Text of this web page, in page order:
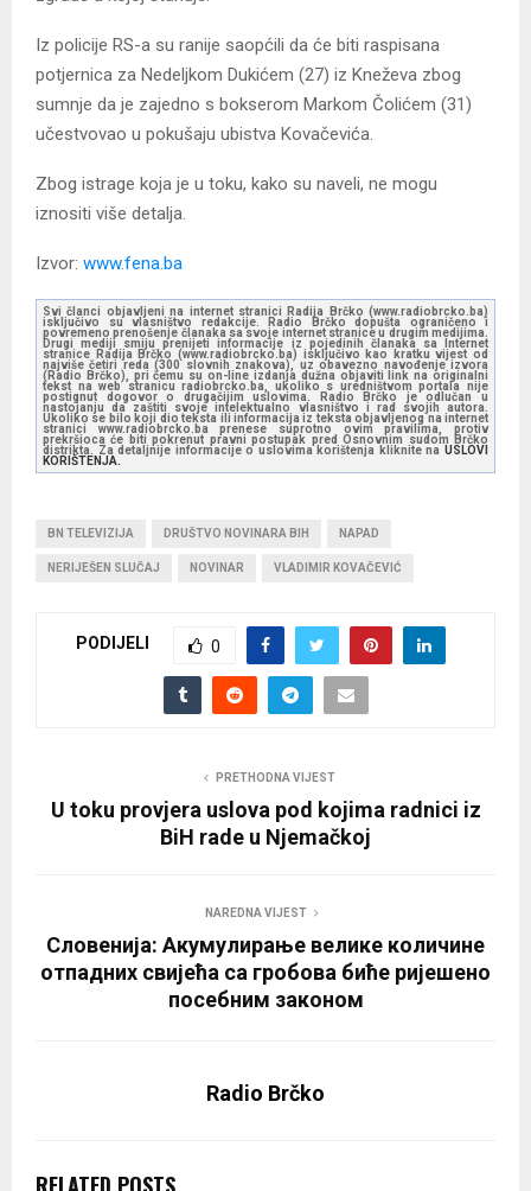
Iz policije RS-a su ranije saopćili da će biti raspisana
potjernica za Nedeljkom Dukićem (27) iz Kneževa zbog
sumnje da je zajedno s bokserom Markom Čolićem (31)
učestvovao u pokušaju ubistva Kovačevića.
Zbog istrage koja je u toku, kako su naveli, ne mogu
iznositi više detalja.
Izvor: www.fena.ba
Svi članci objavljeni na internet stranici Radija Brčko (www.radiobrcko.ba)
isključivo su vlasništvo redakcije. Radio Brčko dopušta ograničeno i
povremeno prenošenje članaka sa svoje internet stranice u drugim medijima.
Drugi mediji smiju prenijeti informacije iz pojedinih članaka sa Internet
stranice Radija Brčko (www.radiobrcko.ba) isključivo kao kratku vijest od
najviše četiri reda (300 slovnih znakova), uz obavezno navođenje izvora
(Radio Brčko), pri čemu su on-line izdanja dužna objaviti link na originalni
tekst na web stranicu radiobrcko.ba, ukoliko s uredništvom portala nije
postignut dogovor o drugačijim uslovima. Radio Brčko je odlučan u
nastojanju da zaštiti svoje intelektualno vlasništvo i rad svojih autora.
Ukoliko se bilo koji dio teksta ili informacija iz teksta objavljenog na internet
stranici www.radiobrcko.ba prenese suprotno ovim pravilima, protiv
prekršioca će biti pokrenut pravni postupak pred Osnovnim sudom Brčko
distrikta. Za detaljnije informacije o uslovima korištenja kliknite na USLOVI
KORIŠTENJA.
BN TELEVIZIJA DRUŠTVO NOVINARA BIH NAPAD
NERIJEŠEN SLUČAJ NOVINAR VLADIMIR KOVAČEVIĆ
PODIJELI 0
PRETHODNA VIJEST
U toku provjera uslova pod kojima radnici iz
BiH rade u Njemačkoj
NAREDNA VIJEST
Словенија: Акумулирање велике количине
отпадних свијећа са гробова биће ријешено
посебним законом
Radio Brčko
RELATED POSTS